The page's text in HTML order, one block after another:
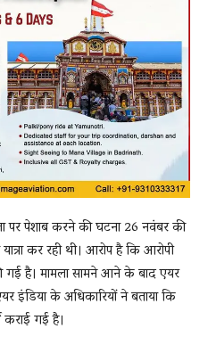
पर पेशाब करने की घटना 26 नवंबर की
कर रही थी। आरोप है कि आरोपी
गई है। मामला सामने आने के बाद एयर
इंडिया के अधिकारियों ने बताया कि
गई है।